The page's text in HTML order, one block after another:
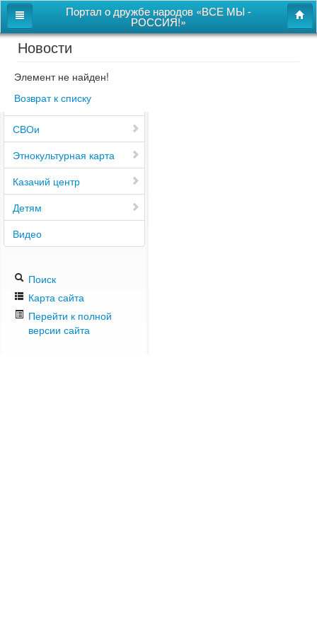
Портал о дружбе народов «ВСЕ МЫ -
РОССИЯ!»
Главная
Дом дружбы народов
Новости
СВОи
Этнокультурная карта
Казачий центр
Детям
Видео
Поиск
Карта сайта
Перейти к полной
версии сайта
Новости
Элемент не найден!
Возврат к списку